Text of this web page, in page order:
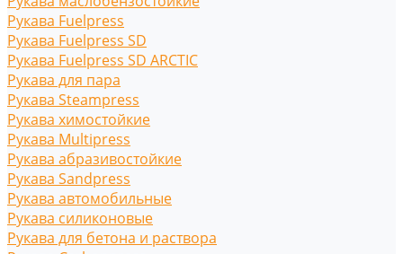
Рукава Fuelpress
Рукава Fuelpress SD
Рукава Fuelpress SD ARCTIC
Рукава для пара
Рукава Steampress
Рукава химостойкие
Рукава Multipress
Рукава абразивостойкие
Рукава Sandpress
Рукава автомобильные
Рукава силиконовые
Рукава для бетона и раствора